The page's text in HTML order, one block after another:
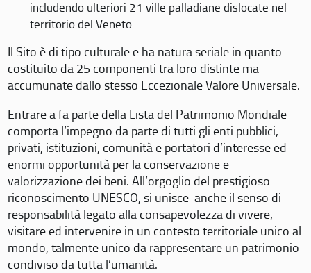
includendo ulteriori 21 ville palladiane dislocate nel
territorio del Veneto.
Il Sito è di tipo culturale e ha natura seriale in quanto
costituito da 25 componenti tra loro distinte ma
accumunate dallo stesso Eccezionale Valore Universale.
Entrare a fa parte della Lista del Patrimonio Mondiale
comporta l’impegno da parte di tutti gli enti pubblici,
privati, istituzioni, comunità e portatori d’interesse ed
enormi opportunità per la conservazione e
valorizzazione dei beni. All’orgoglio del prestigioso
riconoscimento UNESCO, si unisce anche il senso di
responsabilità legato alla consapevolezza di vivere,
visitare ed intervenire in un contesto territoriale unico al
mondo, talmente unico da rappresentare un patrimonio
condiviso da tutta l’umanità.